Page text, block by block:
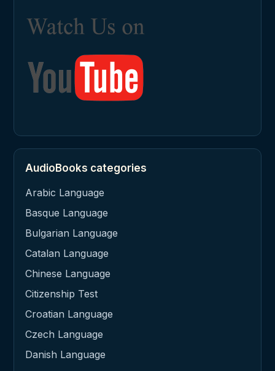
AudioBooks categories
Arabic Language
Basque Language
Bulgarian Language
Catalan Language
Chinese Language
Citizenship Test
Croatian Language
Czech Language
Danish Language